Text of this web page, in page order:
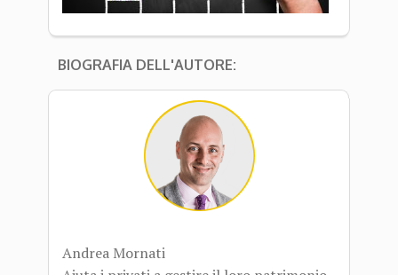
BIOGRAFIA DELL'AUTORE:
Andrea Mornati